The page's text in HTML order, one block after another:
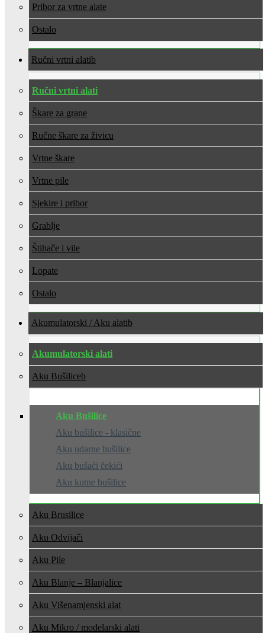
Pribor za vrtne alate
Ostalo
Ručni vrtni alati
Ručni vrtni alati
Škare za grane
Ručne škare za živicu
Vrtne škare
Vrtne pile
Sjekire i pribor
Grablje
Štihače i vile
Lopate
Ostalo
Akumulatorski / Aku alati
Akumulatorski alati
Aku Bušilice
Aku Bušilice
Aku bušilice - klasične
Aku udarne bušilice
Aku bušaći čekići
Aku kutne bušilice
Aku Brusilice
Aku Odvijači
Aku Pile
Aku Blanje – Blanjalice
Aku Višenamjenski alat
Aku Mikro / modelarski alati